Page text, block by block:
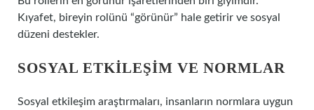
Kıyafet, bireyin rolünü “görünür” hale getirir ve sosyal
düzeni destekler.
SOSYAL ETKILEŞIM VE NORMLAR
Sosyal etkileşim araştırmaları, insanların normlara uygun